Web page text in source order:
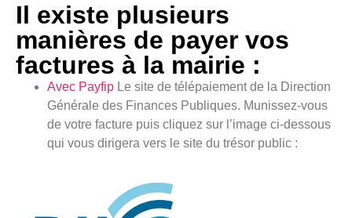
Il existe plusieurs
manières de payer vos
factures à la mairie :
Avec Payfip Le site de télépaiement de la Direction
Générale des Finances Publiques. Munissez-vous
de votre facture puis cliquez sur l’image ci-dessous
qui vous dirigera vers le site du trésor public :